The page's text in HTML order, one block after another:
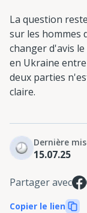
La question
sur les hommes
changer d'avis
en Ukraine
deux parties
claire.
Dernière
15.07.25
Partager avec
Copier le lien